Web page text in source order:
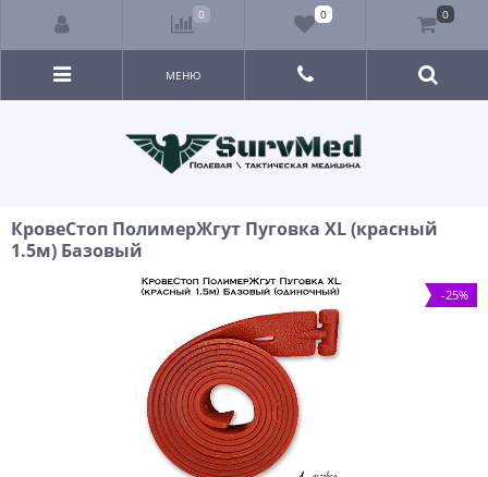
МЕНЮ
КровеСтоп ПолимерЖгут Пуговка XL (красный
1.5м) Базовый
-25%
0 0 0